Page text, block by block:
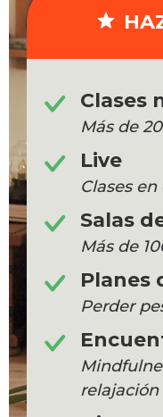
Clases
Más de
Live
Clases
Salas
Más de
Planes
Perder
relajación